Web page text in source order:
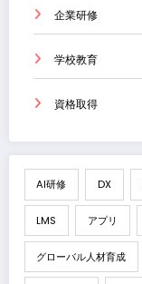
企業研修
学校教育
資格取得
AI研修 DX
LMS アプリ
グローバル人材育成